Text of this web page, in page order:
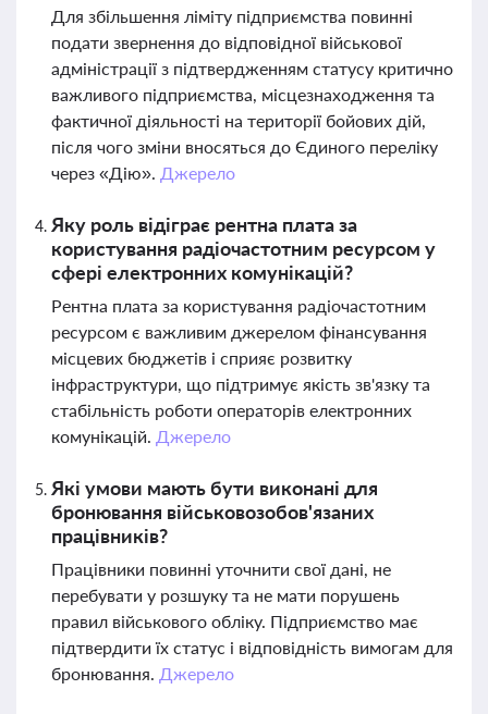
Для збільшення ліміту підприємства повинні
подати звернення до відповідної військової
адміністрації з підтвердженням статусу критично
важливого підприємства, місцезнаходження та
фактичної діяльності на території бойових дій,
після чого зміни вносяться до Єдиного переліку
через «Дію». Джерело
Яку роль відіграє рентна плата за
користування радіочастотним ресурсом у
сфері електронних комунікацій?
Рентна плата за користування радіочастотним
ресурсом є важливим джерелом фінансування
місцевих бюджетів і сприяє розвитку
інфраструктури, що підтримує якість зв'язку та
стабільність роботи операторів електронних
комунікацій. Джерело
Які умови мають бути виконані для
бронювання військовозобов'язаних
працівників?
Працівники повинні уточнити свої дані, не
перебувати у розшуку та не мати порушень
правил військового обліку. Підприємство має
підтвердити їх статус і відповідність вимогам для
бронювання. Джерело